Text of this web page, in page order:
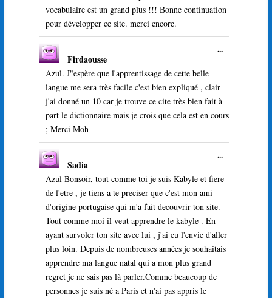
vocabulaire est un grand plus !!! Bonne continuation
pour développer ce site. merci encore.
Firdaousse
Azul. J"espère que l'apprentissage de cette belle
langue me sera très facile c'est bien expliqué , clair
j'ai donné un 10 car je trouve ce cite très bien fait à
part le dictionnaire mais je crois que cela est en cours
; Merci Moh
...Ouvrir/
Sadia
Azul Bonsoir, tout comme toi je suis Kabyle et fiere
de l'etre , je tiens a te preciser que c'est mon ami
d'origine portugaise qui m'a fait decouvrir ton site.
Tout comme moi il veut apprendre le kabyle . En
ayant survoler ton site avec lui , j'ai eu l'envie d'aller
plus loin. Depuis de nombreuses années je souhaitais
apprendre ma langue natal qui a mon plus grand
regret je ne sais pas là parler.Comme beaucoup de
personnes je suis né a Paris et n'ai pas appris le
...Ouvrir/
boîte